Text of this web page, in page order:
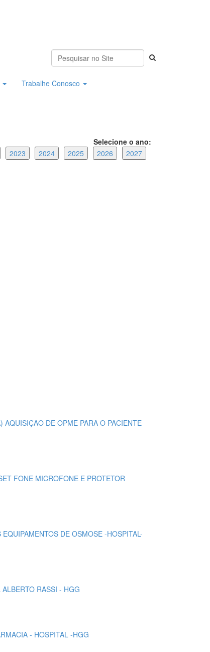
Trabalhe Conosco
Selecione o ano:
2023 2024 2025 2026 2027
DE OPME PARA O PACIENTE
FONE MICROFONE E PROTETOR
DE OSMOSE -HOSPITAL-
RASSI - HGG
- HOSPITAL -HGG